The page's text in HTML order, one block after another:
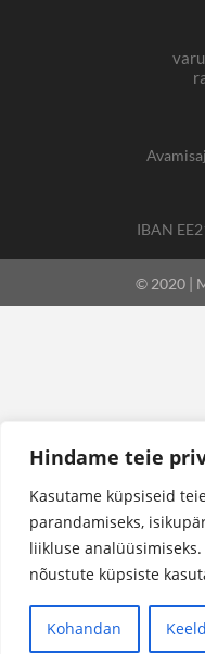
Hindame teie
Kasutame küpsiseid
parandamiseks,
liikluse
nõustute küpsiste
Kohandan
IBAN
© 2020 |